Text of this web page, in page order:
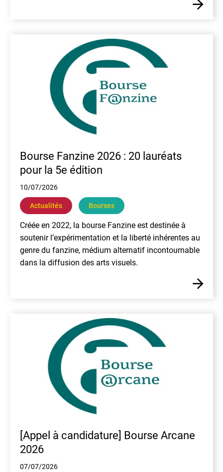
Bourse Fanzine 2026 : 20 lauréats
pour la 5e édition
10/07/2026
Actualités Bourses
Créée en 2022, la bourse Fanzine est destinée à
soutenir l’expérimentation et la liberté inhérentes au
genre du fanzine, médium alternatif incontournable
dans la diffusion des arts visuels.
[Appel à candidature] Bourse Arcane
2026
07/07/2026